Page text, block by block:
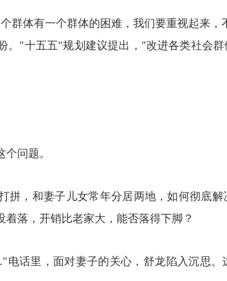
群体有一个群体的困难，我们要重视起来
。"十五五"规划建议提出，"改进各类社会
问题。
拼，和妻子儿女常年分居两地，如何彻底
落，开销比老家大，能否落得下脚？
话里，面对妻子的关心，舒龙陷入沉思。